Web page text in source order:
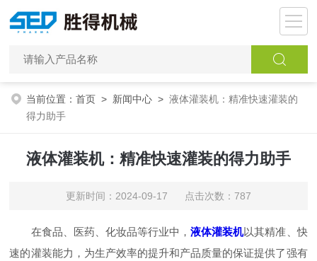
当前位置：首页 > 新闻中心 >液体灌装机：精准快速灌装的
得力助手
液体灌装机：精准快速灌装的得力助手
更新时间：2024-09-17 点击次数：787
在食品、医药、化妆品等行业中，液体灌装机以其精准、快
速的灌装能力，为生产效率的提升和产品质量的保证提供了强有